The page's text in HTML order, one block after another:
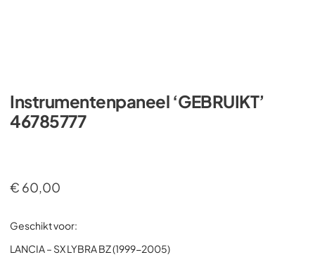
Instrumentenpaneel ‘GEBRUIKT’
46785777
€ 60,00
Geschikt voor:
LANCIA – SX LYBRA BZ (1999-2005)